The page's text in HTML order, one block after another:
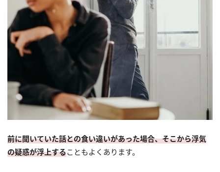
前に聞いていた話との食い違いがあった場合、そこから浮気
の疑惑が浮上することもよくあります。